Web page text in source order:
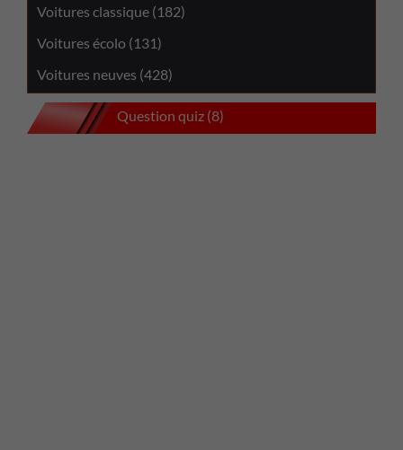
Voitures classique (182)
Voitures écolo (131)
Voitures neuves (428)
Question quiz (8)